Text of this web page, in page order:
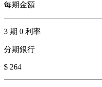
每期金額
3 期 0 利率
分期銀行
$ 264